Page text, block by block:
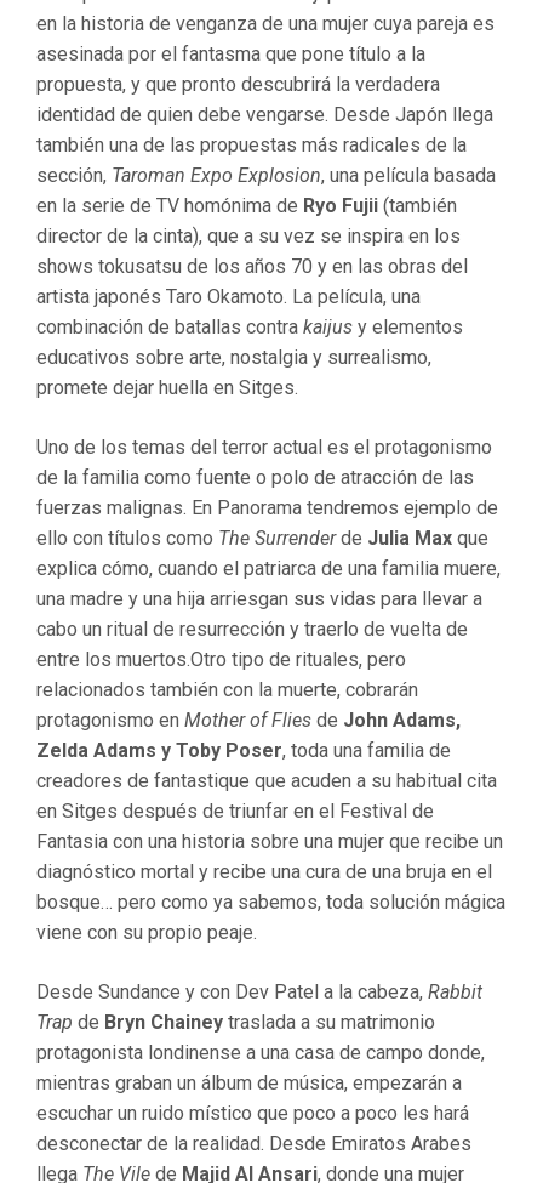
en la historia de venganza de una mujer cuya pareja es
asesinada por el fantasma que pone título a la
propuesta, y que pronto descubrirá la verdadera
identidad de quien debe vengarse. Desde Japón llega
también una de las propuestas más radicales de la
sección, Taroman Expo Explosion, una película basada
en la serie de TV homónima de Ryo Fujii (también
director de la cinta), que a su vez se inspira en los
shows tokusatsu de los años 70 y en las obras del
artista japonés Taro Okamoto. La película, una
combinación de batallas contra kaijus y elementos
educativos sobre arte, nostalgia y surrealismo,
promete dejar huella en Sitges.
Uno de los temas del terror actual es el protagonismo
de la familia como fuente o polo de atracción de las
fuerzas malignas. En Panorama tendremos ejemplo de
ello con títulos como The Surrenderde Julia Max que
explica cómo, cuando el patriarca de una familia muere,
una madre y una hija arriesgan sus vidas para llevar a
cabo un ritual de resurrección y traerlo de vuelta de
entre los muertos.Otro tipo de rituales, pero
relacionados también con la muerte, cobrarán
protagonismo en Mother of Flies de John Adams,
Zelda Adams y Toby Poser, toda una familia de
creadores de fantastique que acuden a su habitual cita
en Sitges después de triunfar en el Festival de
Fantasia con una historia sobre una mujer que recibe un
diagnóstico mortal y recibe una cura de una bruja en el
bosque… pero como ya sabemos, toda solución mágica
viene con su propio peaje.
Desde Sundance y con Dev Patel a la cabeza, Rabbit
Trap de Bryn Chainey traslada a su matrimonio
protagonista londinense a una casa de campo donde,
mientras graban un álbum de música, empezarán a
escuchar un ruido místico que poco a poco les hará
desconectar de la realidad. Desde Emiratos Arabes
llega The Vile de Majid Al Ansari, donde una mujer